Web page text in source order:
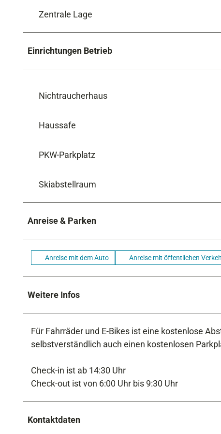
Zentrale Lage
Einrichtungen Betrieb
Nichtraucherhaus
Haussafe
PKW-Parkplatz
Skiabstellraum
Anreise & Parken
Anreise mit dem Auto Anreise mit öffentlichen
Weitere Infos
Für Fahrräder und E-Bikes ist eine kostenlose
selbstverständlich auch einen kostenlosen
Check-in ist ab 14:30 Uhr
Check-out ist von 6:00 Uhr bis 9:30 Uhr
Kontaktdaten